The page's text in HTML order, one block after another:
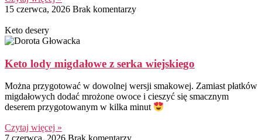
15 czerwca, 2026 Brak komentarzy
Keto desery
Keto lody migdałowe z serka wiejskiego
Można przygotować w dowolnej wersji smakowej. Zamiast płatków
migdałowych dodać mrożone owoce i cieszyć się smacznym
deserem przygotowanym w kilka minut
Czytaj więcej »
7 czerwca, 2026 Brak komentarzy